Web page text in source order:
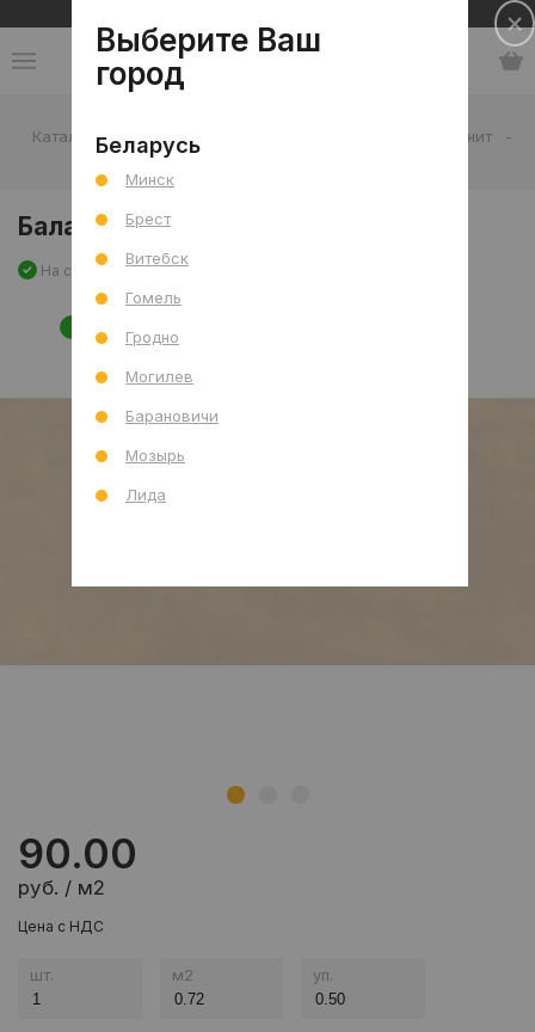
Каталог - Керамогранит
-
Баланс Латте мат. 60x120 R
Баланс Латте мат. 60x120 R
На складе Артикул: 0000031317
90.00
руб. / м2
Цена с НДС
шт. м2 уп.
Выберите Ваш
город
Беларусь
Минск
Брест
Витебск
Гомель
Гродно
Могилев
Барановичи
Мозырь
Лида